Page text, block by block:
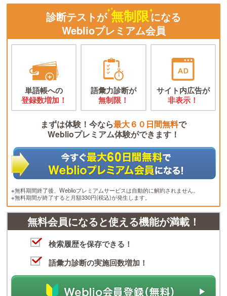
診断テストが 無制限になる
Weblioプレミアム会員
単語帳への
登録数増加！
語彙力診断が
無制限！
サイト内広告が
非表示！
まずは体験！今なら最大６０日間無料で
Weblioプレミアム体験ができます！
※無料期間終了後、Weblioプレミアムサービスは自動的に解約されません。
※無料期間が終了すると月額330円(税込)が発生します。
無料会員になると使える機能が満載！
検索履歴を保存できる！
語彙力診断の実施回数増加！